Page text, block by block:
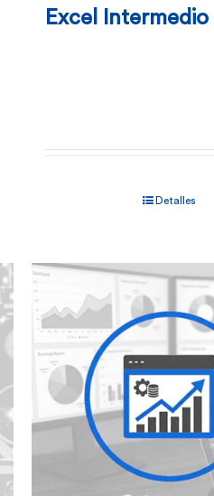
Excel Intermedio
Detalles